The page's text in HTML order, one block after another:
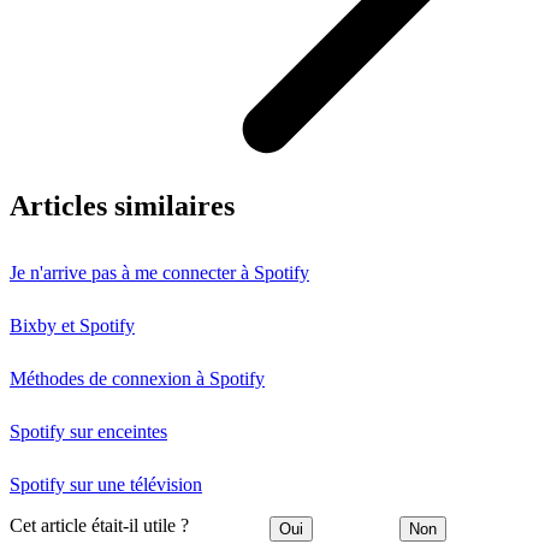
Articles similaires
Je n'arrive pas à me connecter à Spotify
Bixby et Spotify
Méthodes de connexion à Spotify
Spotify sur enceintes
Spotify sur une télévision
Cet article était-il utile ? Oui Non